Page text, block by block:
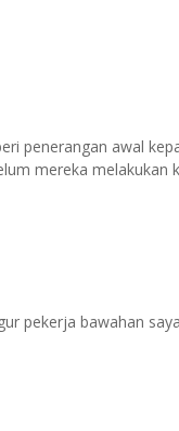
penerangan awal
mereka melakukan
pekerja bawahan